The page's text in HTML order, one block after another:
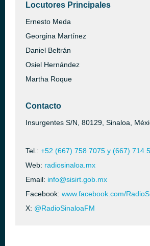
Locutores Principales
Ernesto Meda
Georgina Martínez
Daniel Beltrán
Osiel Hernández
Martha Roque
Contacto
Insurgentes S/N, 80129, Sinaloa,
Tel.: +52 (667) 758 7075 y (667) 714
Web: radiosinaloa.mx
Email: info@sisirt.gob.mx
Facebook: www.facebook.com/
X: @RadioSinaloaFM